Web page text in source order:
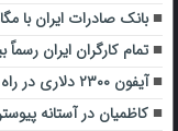
بانک صادرات ایران با
تمام کارگران ایران رسماً
آیفون ۲۳۰۰ دلاری در راه است؟
کاظمیان در آستانه